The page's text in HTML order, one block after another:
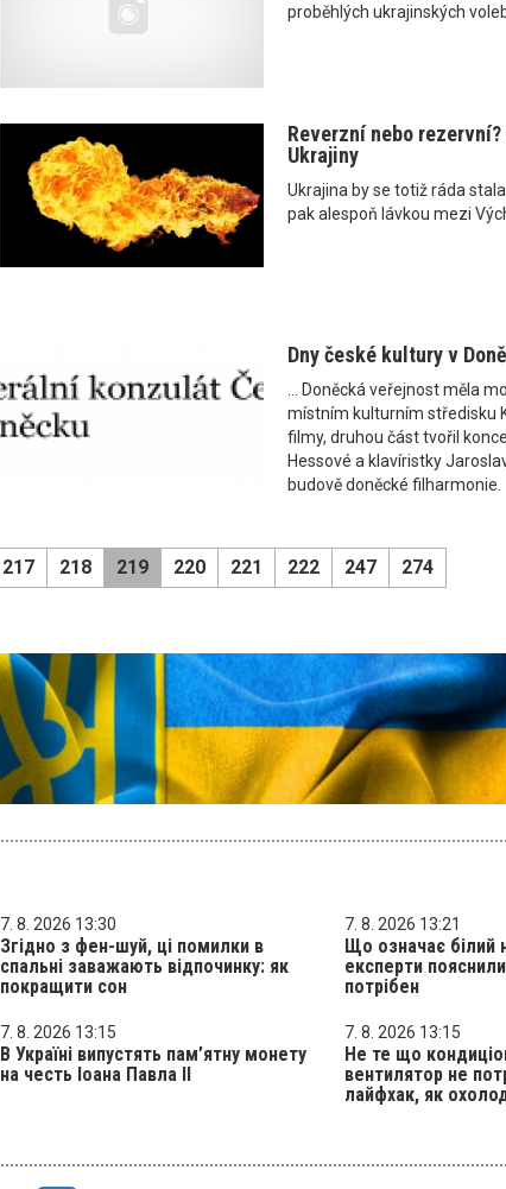
proběhlých ukrajinských
Reverzní nebo
Ukrajiny
Ukrajina by se totiž ráda
pak alespoň lávkou mezi
Dny české kultury v
... Doněcká veřejnost měla
místním kulturním středisku
filmy, druhou část tvořil
Hessové a klavíristky
budově doněcké filharmonie.
217 218 219 220 221 222 247 274
7. 8. 2026 13:30
Згідно з фен-шуй, ці помилки в
спальні заважають відпочинку: як
покращити сон
7. 8. 2026 13:21
Що означає білий
експерти
потрібен
7. 8. 2026 13:15
В Україні випустять пам’ятну монету
на честь Іоана Павла II
7. 8. 2026 13:15
Не те що
вентилятор не
лайфхак, як